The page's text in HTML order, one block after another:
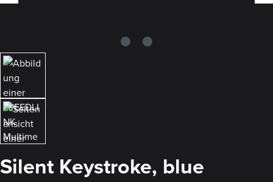
Silent Keystroke, blue